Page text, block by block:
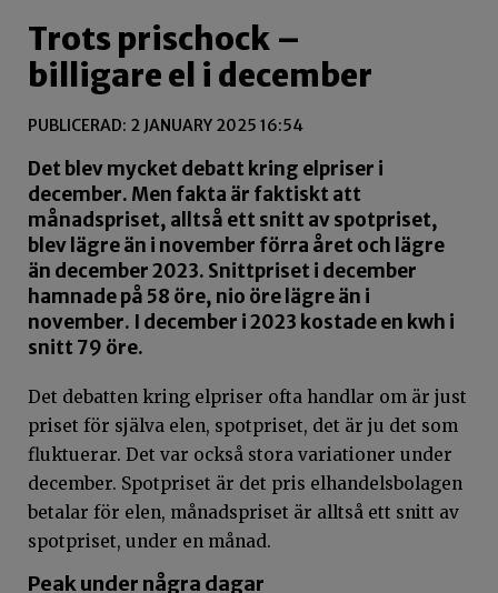
Trots prischock –
billigare el i december
PUBLICERAD: 2 JANUARY 2025 16:54
Det blev mycket debatt kring elpriser i
december. Men fakta är faktiskt att
månadspriset, alltså ett snitt av spotpriset,
blev lägre än i november förra året och lägre
än december 2023. Snittpriset i december
hamnade på 58 öre, nio öre lägre än i
november. I december i 2023 kostade en kwh i
snitt 79 öre.
Det debatten kring elpriser ofta handlar om är just
priset för själva elen, spotpriset, det är ju det som
fluktuerar. Det var också stora variationer under
december. Spotpriset är det pris elhandelsbolagen
betalar för elen, månadspriset är alltså ett snitt av
spotpriset, under en månad.
Peak under några dagar